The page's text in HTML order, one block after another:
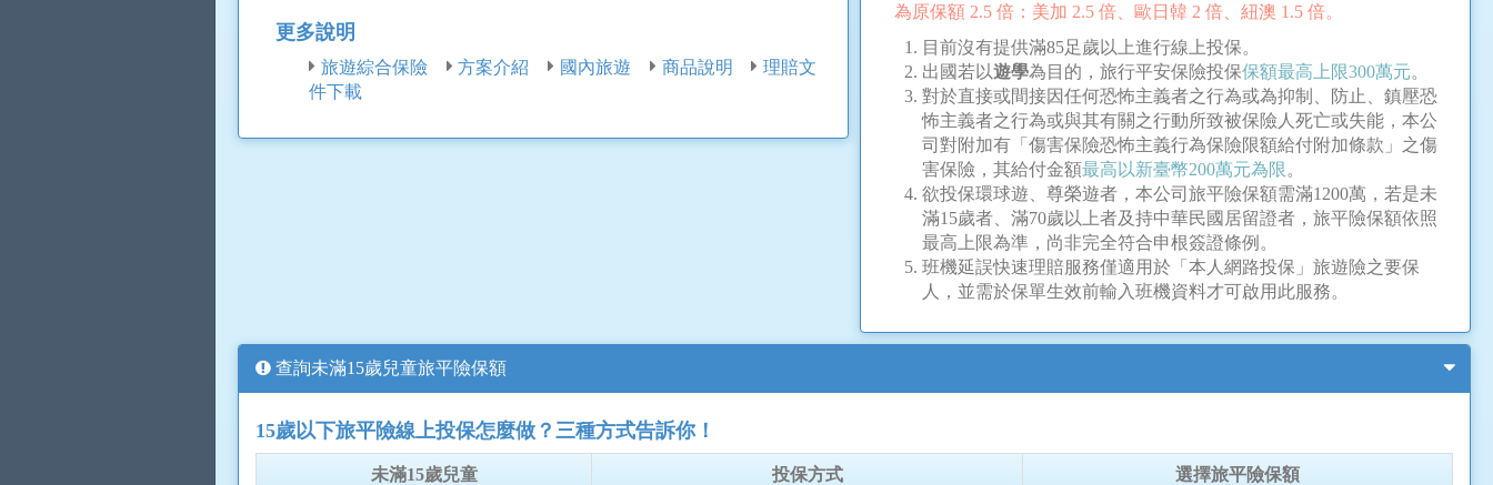
更多說明
旅遊綜合保險 方案介紹 國內旅遊 商品說明
理賠文
件下載
為原保額 2.5 倍：美加 2.5 倍、歐日韓 2 倍、紐澳 1.5 倍。
目前沒有提供滿85足歲以上進行線上投保。
出國若以遊學為目的，旅行平安保險投保保額最高上限300萬元。
對於直接或間接因任何恐怖主義者之行為或為抑制、防止、鎮壓恐
怖主義者之行為或與其有關之行動所致被保險人死亡或失能，本公
司對附加有「傷害保險恐怖主義行為保險限額給付附加條款」之傷
害保險，其給付金額最高以新臺幣200萬元為限 。
欲投保環球遊、尊榮遊者，本公司旅平險保額需滿1200萬，若是未
滿15歲者、滿70歲以上者及持中華民國居留證者，旅平險保額依照
最高上限為準，尚非完全符合申根簽證條例。
班機延誤快速理賠服務僅適用於「本人網路投保」旅遊險之要保
人，並需於保單生效前輸入班機資料才可啟用此服務。
查詢未滿15歲兒童旅平險保額
15歲以下旅平險線上投保怎麼做？三種方式告訴你！
未滿15歲兒童 投保方式 選擇旅平險保額